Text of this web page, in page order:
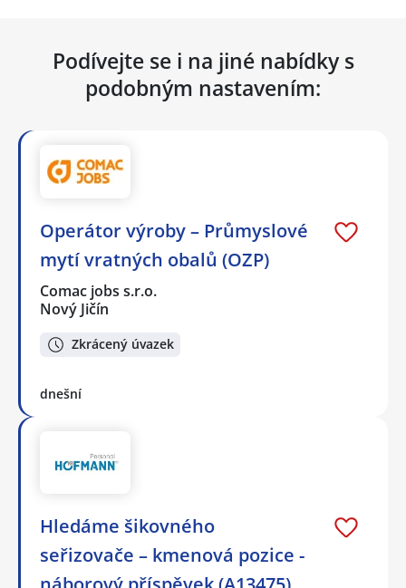
Podívejte se i na jiné nabídky s
podobným nastavením:
Operátor výroby – Průmyslové
mytí vratných obalů (OZP)
Comac jobs s.r.o.
Nový Jičín
Zkrácený úvazek
dnešní
Hledáme šikovného
seřizovače – kmenová pozice -